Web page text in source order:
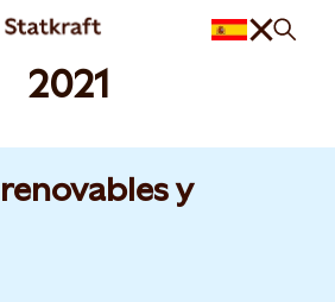
2021
y